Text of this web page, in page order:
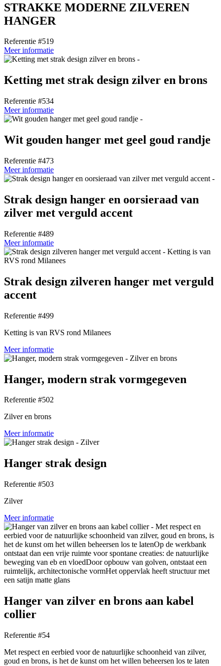
STRAKKE MODERNE ZILVEREN
HANGER
Referentie #519
Meer informatie
Ketting met strak design zilver en brons
Referentie #534
Meer informatie
Wit gouden hanger met geel goud randje
Referentie #473
Meer informatie
Strak design hanger en oorsieraad van
zilver met verguld accent
Referentie #489
Meer informatie
Strak design zilveren hanger met verguld
accent
Referentie #499
Ketting is van RVS rond Milanees
Meer informatie
Hanger, modern strak vormgegeven
Referentie #502
Zilver en brons
Meer informatie
Hanger strak design
Referentie #503
Zilver
Meer informatie
Hanger van zilver en brons aan kabel
collier
Referentie #54
Met respect en eerbied voor de natuurlijke schoonheid van zilver,
goud en brons, is het de kunst om het willen beheersen los te laten